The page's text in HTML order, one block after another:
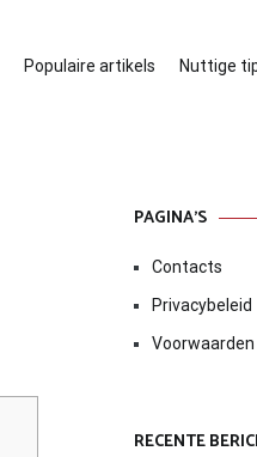
Populaire artikels Nuttige
PAGINA’S
Contacts
Privacybeleid
Voorwaarden
RECENTE